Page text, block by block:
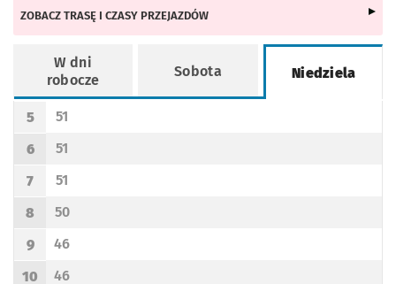
ZOBACZ TRASĘ I CZASY PRZEJAZDÓW
W dni
robocze
Sobota Niedziela
Rozkład jazdy -
Godzina odjazdu
5
Odjazd
51
minut po godzinie 5
Godzina odjazdu
6
Odjazd
51
minut po godzinie 6
Godzina odjazdu
7
Odjazd
51
minut po godzinie 7
Godzina odjazdu
8
Odjazd
50
minut po godzinie 8
Godzina odjazdu
9
Odjazd
46
minut po godzinie 9
10 46